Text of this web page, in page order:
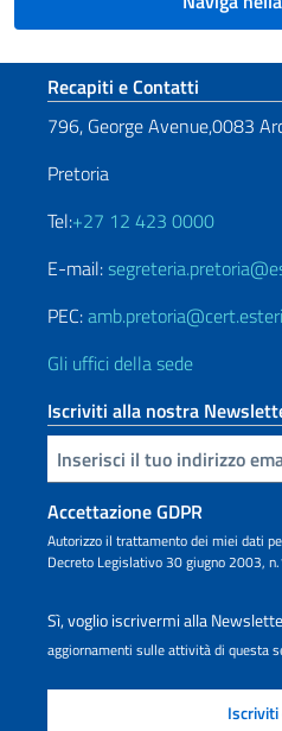
Sezione footer
Recapiti e Contatti
796, George Avenue,0083
Pretoria
Tel:+27 12 423 0000
E-mail:
PEC:
Gli uffici della sede
Iscriviti alla nostra
Inserisci la tua email
Accettazione GDPR
Autorizzo il trattamento dei miei dati
Decreto Legislativo 30 giugno 2003,
Sì, voglio iscrivermi alla
aggiornamenti sulle attività di questa